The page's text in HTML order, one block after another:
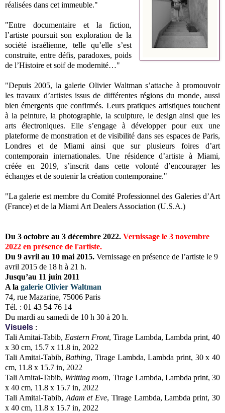
réalisées dans cet immeuble."
"Entre documentaire et la fiction,
l’artiste poursuit son exploration de la
société israélienne, telle qu’elle s’est
construite, entre défis, paradoxes, poids
de l’Histoire et soif de modernité…"
"Depuis 2005, la galerie Olivier Waltman s’attache à promouvoir
les travaux d’artistes issus de différentes régions du monde, aussi
bien émergents que confirmés. Leurs pratiques artistiques touchent
à la peinture, la photographie, la sculpture, le design ainsi que les
arts électroniques. Elle s’engage à développer pour eux une
plateforme de monstration et de visibilité dans ses espaces de Paris,
Londres et de Miami ainsi que sur plusieurs foires d’art
contemporain internationales. Une résidence d’artiste à Miami,
créée en 2019, s’inscrit dans cette volonté d’encourager les
échanges et de soutenir la création contemporaine."
"La galerie est membre du Comité Professionnel des Galeries d’Art
(France) et de la Miami Art Dealers Association (U.S.A.)
Du 3 octobre au 3 décembre 2022. Vernissage le 3 novembre
2022 en présence de l'artiste.
Du 9 avril au 10 mai 2015. Vernissage en présence de l’artiste le 9
avril 2015 de 18 h à 21 h.
Jusqu’au 11 juin 2011
A la galerie Olivier Waltman
74, rue Mazarine, 75006 Paris
Tél. : 01 43 54 76 14
Du mardi au samedi de 10 h 30 à 20 h.
Visuels :
Tali Amitai-Tabib, Eastern Front, Tirage Lambda, Lambda print, 40
x 30 cm, 15.7 x 11.8 in, 2022
Tali Amitai-Tabib, Bathing, Tirage Lambda, Lambda print, 30 x 40
cm, 11.8 x 15.7 in, 2022
Tali Amitai-Tabib, Writting room, Tirage Lambda, Lambda print, 30
x 40 cm, 11.8 x 15.7 in, 2022
Tali Amitai-Tabib, Adam et Eve, Tirage Lambda, Lambda print, 30
x 40 cm, 11.8 x 15.7 in, 2022